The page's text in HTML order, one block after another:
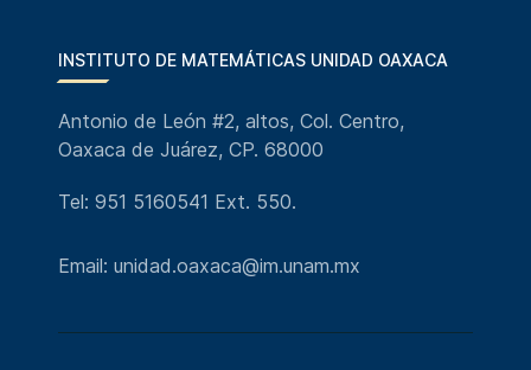
INSTITUTO DE MATEMÁTICAS UNIDAD OAXACA
Antonio de León #2, altos, Col. Centro,
Oaxaca de Juárez, CP. 68000
Tel: 951 5160541 Ext. 550.
Email: unidad.oaxaca@im.unam.mx